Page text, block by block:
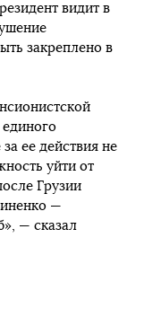
видит в
закреплено в
единого
ее действия не
уйти от
Грузии
—
— сказал